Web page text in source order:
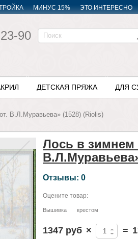
МИНУС 15% ЭТО ИНТЕРЕСНО
90
ДЕТСКАЯ ПРЯЖА ДЛЯ
В.Л.Муравьева» (1528) (Riolis)
Лось в зимнем
Отзывы: 0
Оцените товар:
Вышивка крестом
1347 руб × =